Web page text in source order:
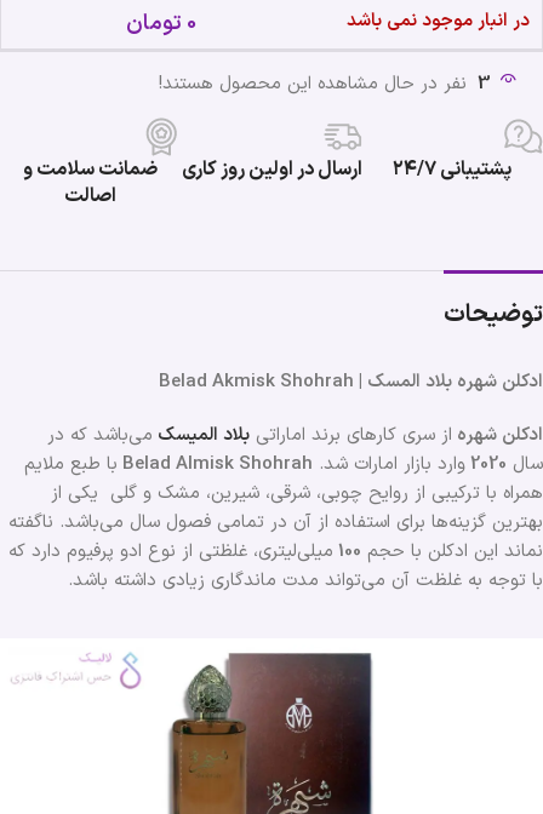
در انبار موجود نمی باشد
0 تومان
3 نفر در حال مشاهده این محصول هستند!
پشتیبانی ۲۴/۷ ارسال در اولین روز کاری
ضمانت سلامت و
اصالت
توضیحات
ادکلن شهره بلاد المسک | Belad Akmisk Shohrah
ادکلن شهره از سری کارهای برند اماراتی بلاد المیسک می‌باشد که در
سال 2020 وارد بازار امارات شد. Belad Almisk Shohrah با طبع ملایم
همراه با ترکیبی از روایح چوبی، شرقی، شیرین، مشک و گلی یکی از
بهترین گزینه‌ها برای استفاده از آن در تمامی فصول سال می‌باشد. ناگفته
نماند این ادکلن با حجم 100 میلی‌لیتری، غلظتی از نوع ادو پرفیوم دارد که
با توجه به غلظت آن می‌تواند مدت ماندگاری زیادی داشته باشد.